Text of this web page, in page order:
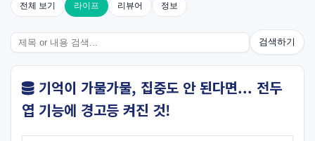
전체 보기 라이프 리뷰어 정보
검색하기
기억이 가물가물, 집중도 안 된다면... 전두
엽 기능에 경고등 켜진 것!